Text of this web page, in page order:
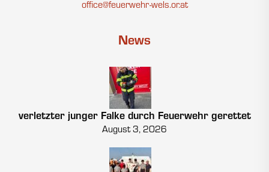
office@feuerwehr-wels.or.at
News
verletzter junger Falke durch Feuerwehr gerettet
August 3, 2026